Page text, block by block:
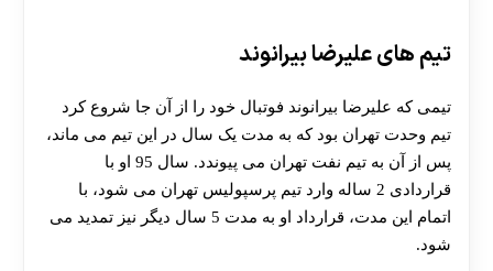
تیم های علیرضا بیرانوند
تیمی که علیرضا بیرانوند فوتبال خود را از آن جا شروع کرد
تیم وحدت تهران بود که به مدت یک سال در این تیم می ماند،
پس از آن به تیم نفت تهران می پیوندد. سال 95 او با
قراردادی 2 ساله وارد تیم پرسپولیس تهران می شود، با
اتمام این مدت، قرارداد او به مدت 5 سال دیگر نیز تمدید می
شود.